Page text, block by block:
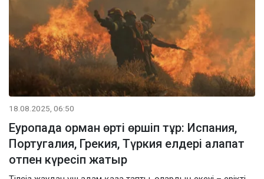
18.08.2025, 06:50
Еуропада орман өрті өршіп тұр: Испания,
Португалия, Грекия, Түркия елдері алапат
отпен күресіп жатыр